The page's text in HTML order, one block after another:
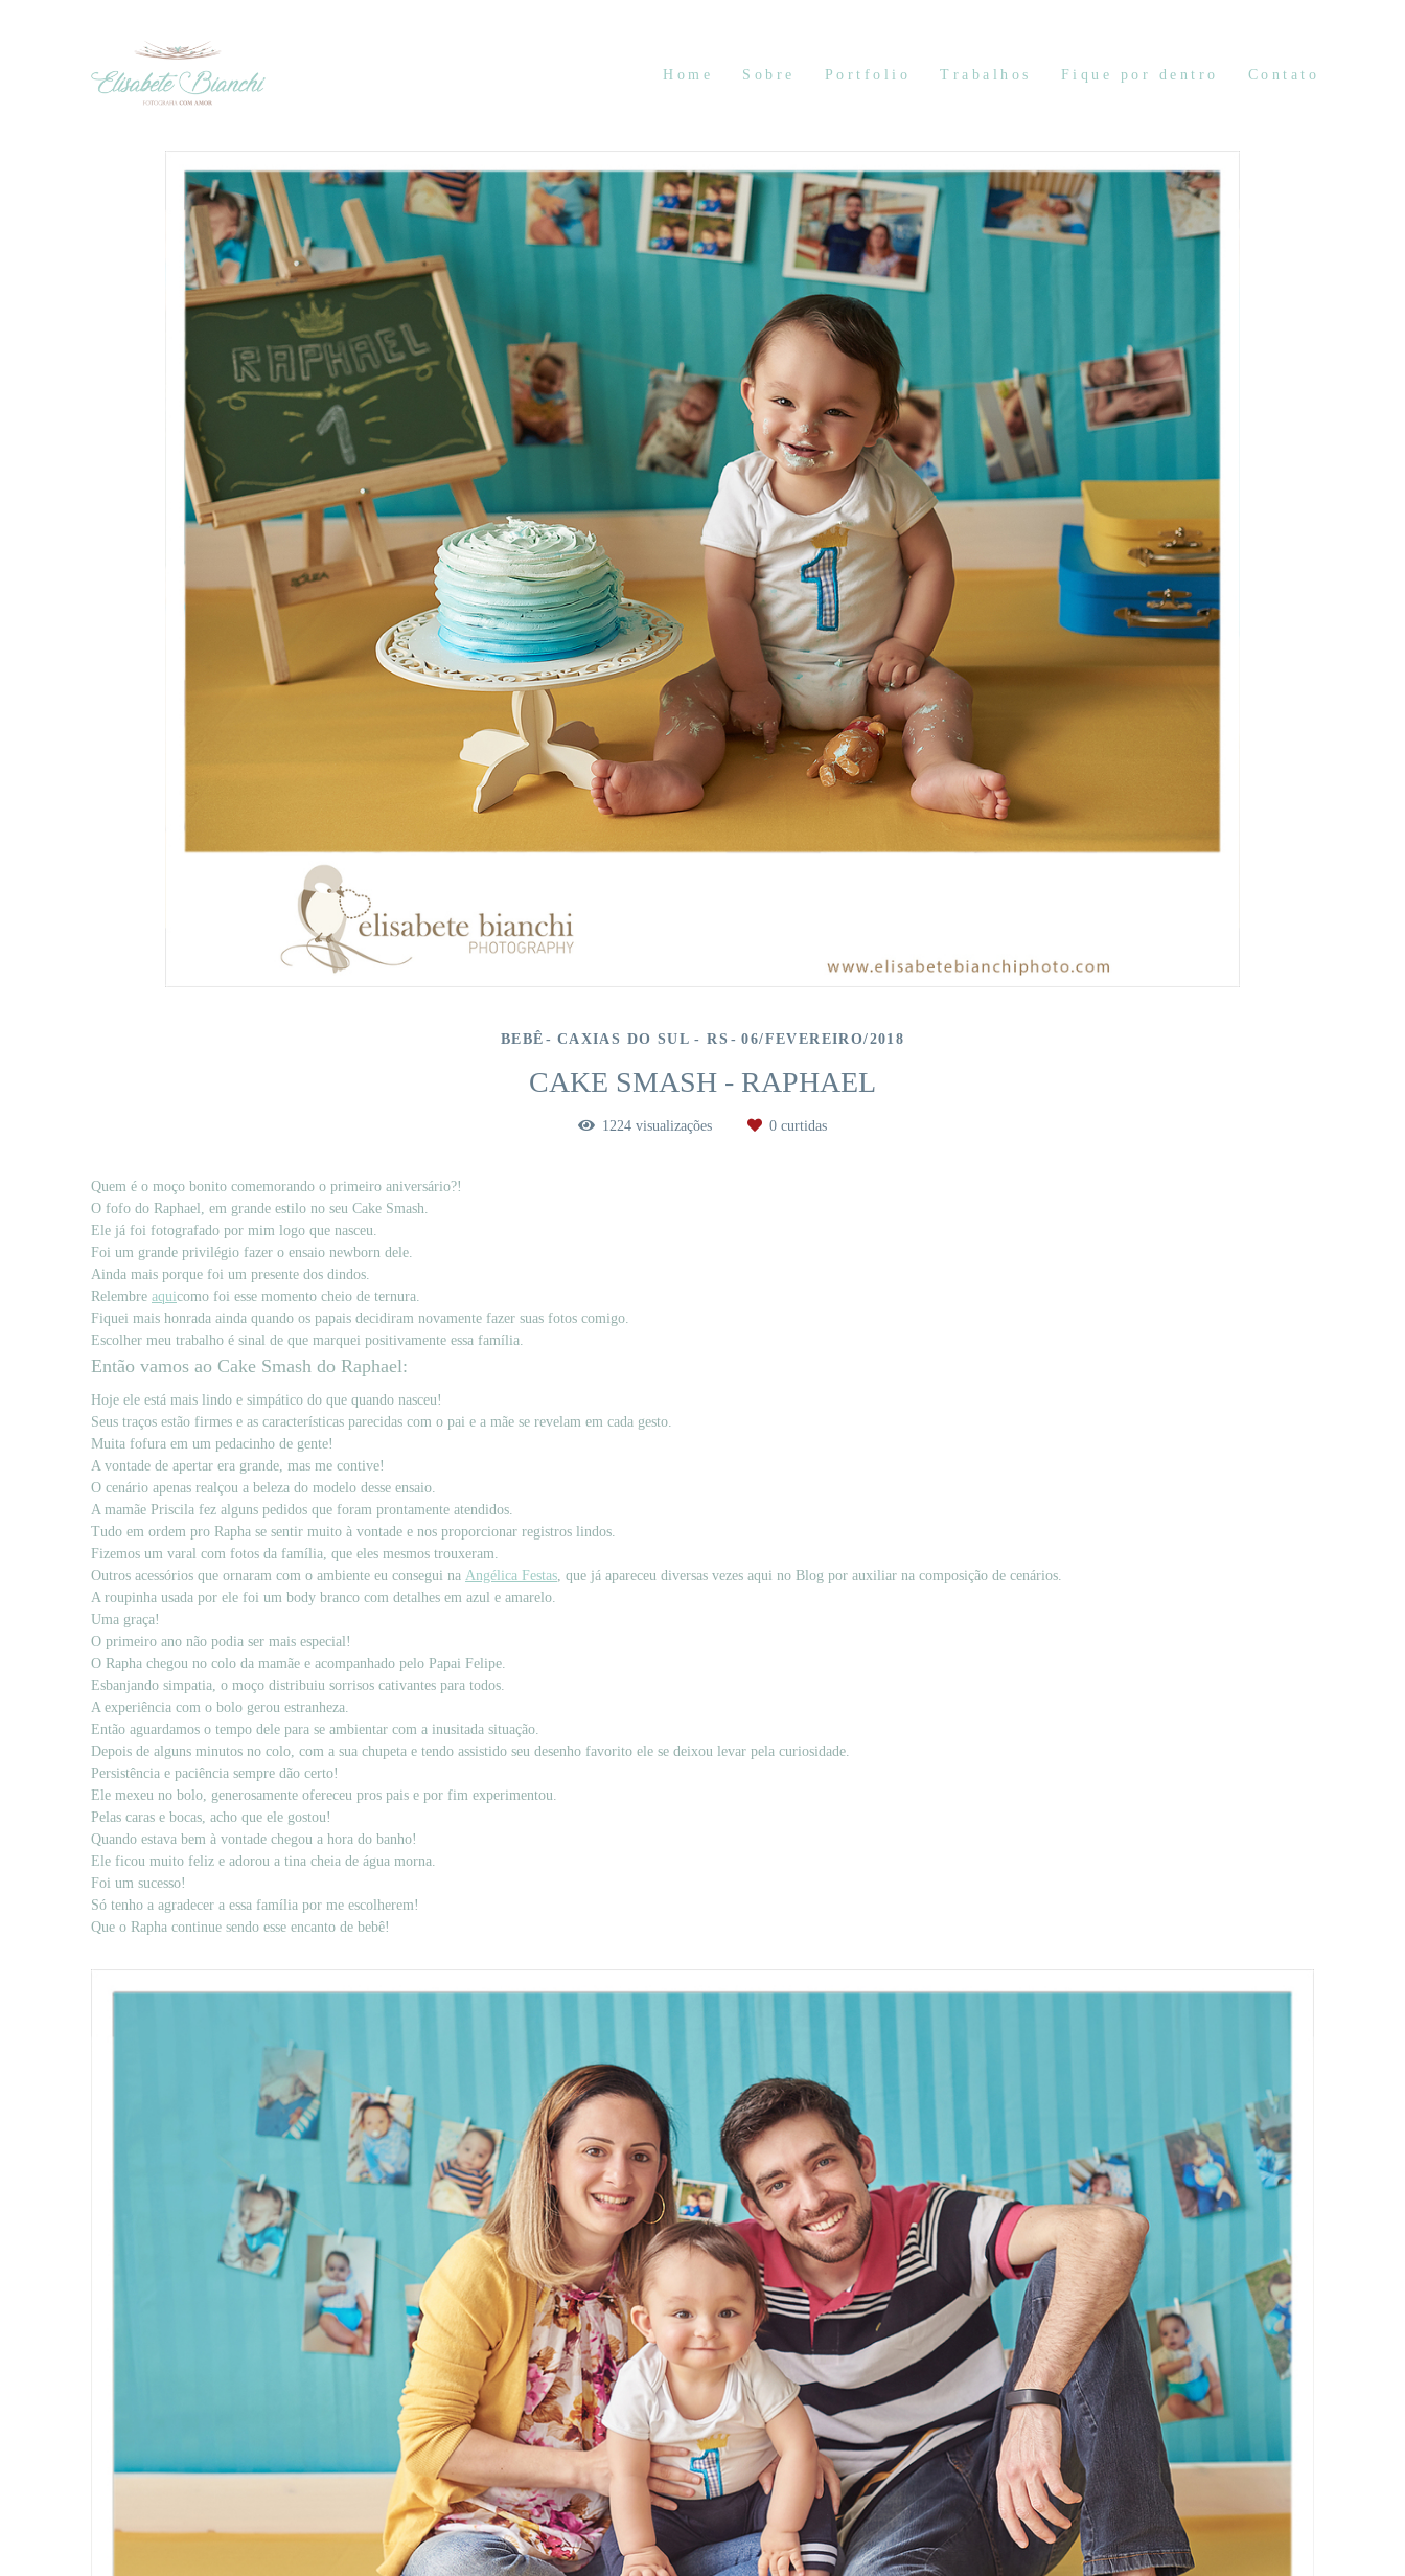
Home Sobre Portfolio Trabalhos Fique por dentro Contato
BEBÊ CAXIAS DO SUL - RS 06/FEVEREIRO/2018
CAKE SMASH - RAPHAEL
1224 visualizações 0 curtidas
Quem é o moço bonito comemorando o primeiro aniversário?!
O fofo do Raphael, em grande estilo no seu Cake Smash.
Ele já foi fotografado por mim logo que nasceu.
Foi um grande privilégio fazer o ensaio newborn dele.
Ainda mais porque foi um presente dos dindos.
Relembre aquicomo foi esse momento cheio de ternura.
Fiquei mais honrada ainda quando os papais decidiram novamente fazer suas fotos comigo.
Escolher meu trabalho é sinal de que marquei positivamente essa família.
Então vamos ao Cake Smash do Raphael:
Hoje ele está mais lindo e simpático do que quando nasceu!
Seus traços estão firmes e as características parecidas com o pai e a mãe se revelam em cada gesto.
Muita fofura em um pedacinho de gente!
A vontade de apertar era grande, mas me contive!
O cenário apenas realçou a beleza do modelo desse ensaio.
A mamãe Priscila fez alguns pedidos que foram prontamente atendidos.
Tudo em ordem pro Rapha se sentir muito à vontade e nos proporcionar registros lindos.
Fizemos um varal com fotos da família, que eles mesmos trouxeram.
Outros acessórios que ornaram com o ambiente eu consegui na Angélica Festas, que já apareceu diversas vezes aqui no Blog por auxiliar na composição de cenários.
A roupinha usada por ele foi um body branco com detalhes em azul e amarelo.
Uma graça!
O primeiro ano não podia ser mais especial!
O Rapha chegou no colo da mamãe e acompanhado pelo Papai Felipe.
Esbanjando simpatia, o moço distribuiu sorrisos cativantes para todos.
A experiência com o bolo gerou estranheza.
Então aguardamos o tempo dele para se ambientar com a inusitada situação.
Depois de alguns minutos no colo, com a sua chupeta e tendo assistido seu desenho favorito ele se deixou levar pela curiosidade.
Persistência e paciência sempre dão certo!
Ele mexeu no bolo, generosamente ofereceu pros pais e por fim experimentou.
Pelas caras e bocas, acho que ele gostou!
Quando estava bem à vontade chegou a hora do banho!
Ele ficou muito feliz e adorou a tina cheia de água morna.
Foi um sucesso!
Só tenho a agradecer a essa família por me escolherem!
Que o Rapha continue sendo esse encanto de bebê!